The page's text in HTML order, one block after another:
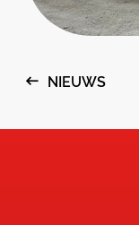
NIEUWS